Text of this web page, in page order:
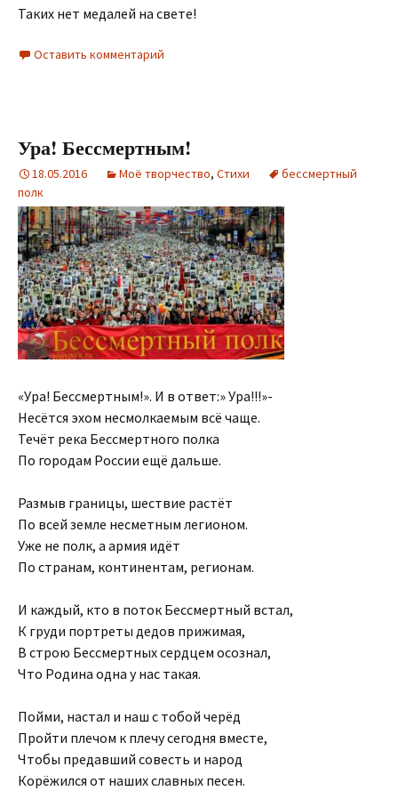
Таких нет медалей на свете!
Оставить комментарий
Ура! Бессмертным!
18.05.2016 Моё творчество, Стихи
бессмертный
полк
«Ура! Бессмертным!». И в ответ:» Ура!!!»-
Несётся эхом несмолкаемым всё чаще.
Течёт река Бессмертного полка
По городам России ещё дальше.
Размыв границы, шествие растёт
По всей земле несметным легионом.
Уже не полк, а армия идёт
По странам, континентам, регионам.
И каждый, кто в поток Бессмертный встал,
К груди портреты дедов прижимая,
В строю Бессмертных сердцем осознал,
Что Родина одна у нас такая.
Пойми, настал и наш с тобой черёд
Пройти плечом к плечу сегодня вместе,
Чтобы предавший совесть и народ
Корёжился от наших славных песен.